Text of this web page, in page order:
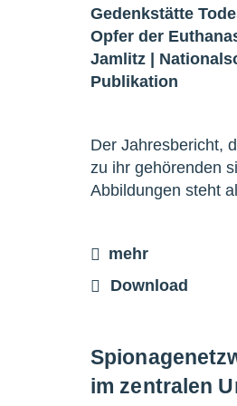
Gedenkstätte
Opfer der
Jamlitz |
Publikation
Der Jahresbericht,
zu ihr gehörenden
Abbildungen steht
mehr
Download
im zentralen